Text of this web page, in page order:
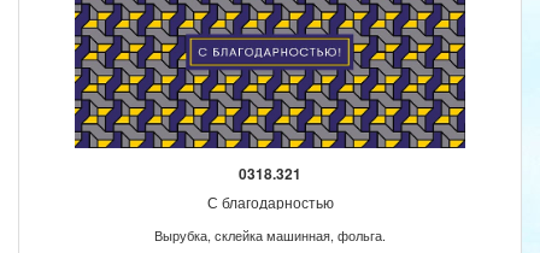
0318.321
С благодарностью
Вырубка, склейка машинная, фольга.